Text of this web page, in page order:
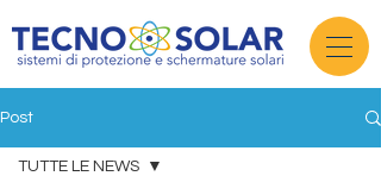
Post
TUTTE LE NEWS